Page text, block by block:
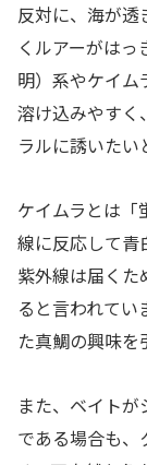
反対に、海が透
くルアーがは
明）系やケイム
溶け込みやすく
ラルに誘いたい
ケイムラとは「
線に反応して青
紫外線は届くた
ると言われてい
た真鯛の興味を
また、ベイト
である場合も、